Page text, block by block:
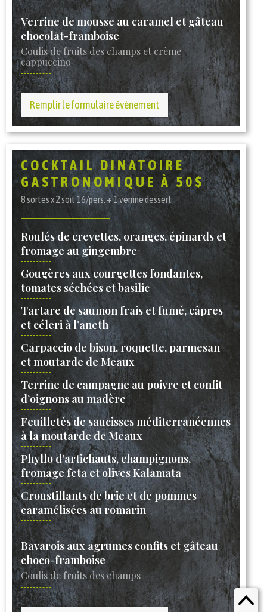
Verrine de mousse au caramel et gâteau
chocolat-framboise
Coulis de fruits des champs et crème
cappuccino
Remplir le formulaire évènement
COCKTAIL DINATOIRE
GASTRONOMIQUE À 50$
8 sortes x 2 soit 16/pers. + 1 verrine dessert
Roulés de crevettes, oranges, épinards et
fromage au gingembre
Gougères aux courgettes fondantes,
tomates séchées et basilic
Tartare de saumon frais et fumé, câpres
et céleri à l’aneth
Carpaccio de bison, roquette, parmesan
et moutarde de Meaux
Terrine de campagne au poivre et confit
d’oignons au madère
Feuilletés de saucisses méditerranéennes
à la moutarde de Meaux
Phyllo d’artichauts, champignons,
fromage feta et olives Kalamata
Croustillants de brie et de pommes
caramélisées au romarin
Bavarois aux agrumes confits et gâteau
choco-framboise
Coulis de fruits des champs